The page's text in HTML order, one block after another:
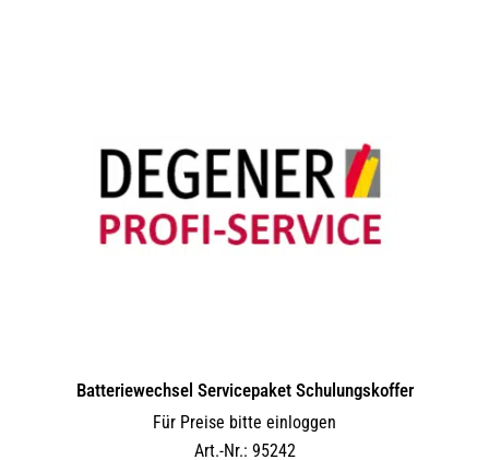
Batteriewechsel Servicepaket Schulungskoffer
Für Preise bitte einloggen
Art.-Nr.: 95242